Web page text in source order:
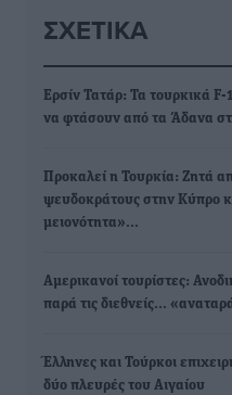
ΣΧΕΤΙΚΆ
Ερσίν Τατάρ: Τα τουρκικά F-
να φτάσουν από τα Άδανα
Προκαλεί η Τουρκία: Ζητά
ψευδοκράτους στην Κύπρο
μειονότητα»…
Αμερικανοί τουρίστες:
παρά τις διεθνείς…
Έλληνες και Τούρκοι
δύο πλευρές του Αιγαίου